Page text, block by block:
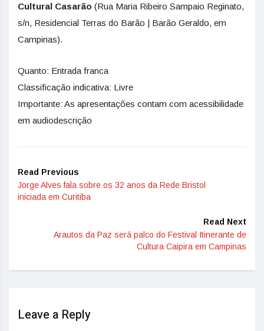
Cultural Casarão (Rua Maria Ribeiro Sampaio Reginato,
s/n, Residencial Terras do Barão | Barão Geraldo, em
Campinas).
Quanto: Entrada franca
Classificação indicativa: Livre
Importante: As apresentações contam com acessibilidade
em audiodescrição
Read Previous
Jorge Alves fala sobre os 32 anos da Rede Bristol
iniciada em Curitiba
Read Next
Arautos da Paz será palco do Festival Itinerante de
Cultura Caipira em Campinas
Leave a Reply